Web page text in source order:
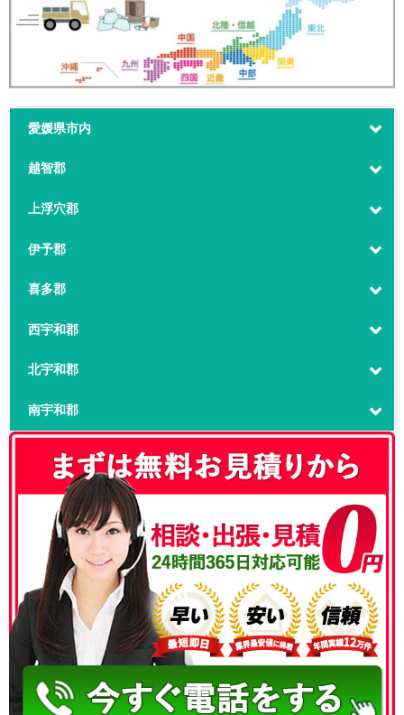
愛媛県市内
越智郡
上浮穴郡
伊予郡
喜多郡
西宇和郡
北宇和郡
南宇和郡
050-3186-4780